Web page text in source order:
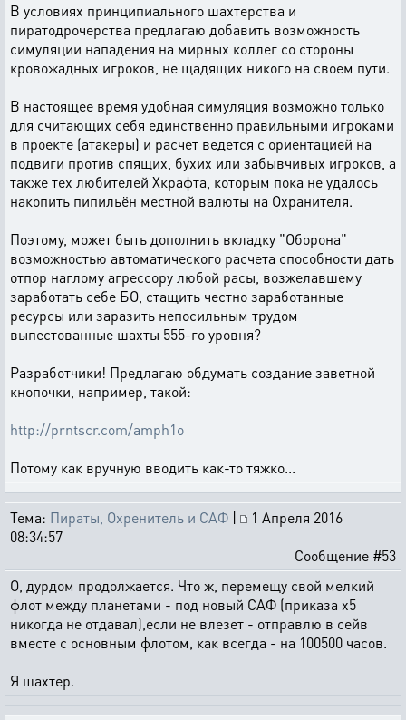
В условиях принципиального шахтерства и
пиратодрочерства предлагаю добавить возможность
симуляции нападения на мирных коллег со стороны
кровожадных игроков, не щадящих никого на своем пути.
В настоящее время удобная симуляция возможно только
для считающих себя единственно правильными игроками
в проекте (атакеры) и расчет ведется с ориентацией на
подвиги против спящих, бухих или забывчивых игроков, а
также тех любителей Хкрафта, которым пока не удалось
накопить пипильён местной валюты на Охранителя.
Поэтому, может быть дополнить вкладку "Оборона"
возможностью автоматического расчета способности дать
отпор наглому агрессору любой расы, возжелавшему
заработать себе БО, стащить честно заработанные
ресурсы или заразить непосильным трудом
выпестованные шахты 555-го уровня?
Разработчики! Предлагаю обдумать создание заветной
кнопочки, например, такой:
http://prntscr.com/amph1o
Потому как вручную вводить как-то тяжко...
Тема: Пираты, Охренитель и САФ |
1 Апреля 2016
08:34:57
Сообщение #53
О, дурдом продолжается. Что ж, перемещу свой мелкий
флот между планетами - под новый САФ (приказа х5
никогда не отдавал),если не влезет - отправлю в сейв
вместе с основным флотом, как всегда - на 100500 часов.
Я шахтер.